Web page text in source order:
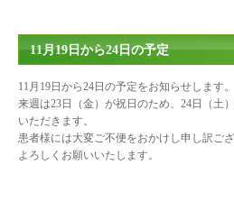
11月19日から24日の予定
11月19日から24日の予定をお知らせします。
来週は23日（金）が祝日のため、24日（土
いただきます。
患者様には大変ご不便をおかけし申し訳ござ
よろしくお願いいたします。